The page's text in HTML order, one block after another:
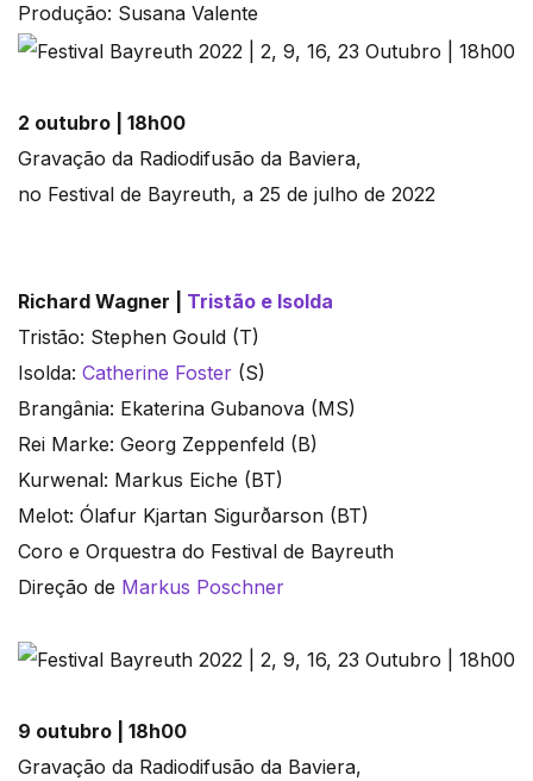
Produção: Susana Valente
2 outubro | 18h00
Gravação da Radiodifusão da Baviera,
no Festival de Bayreuth, a 25 de julho de 2022
Richard Wagner | Tristão e Isolda
Tristão: Stephen Gould (T)
Isolda: Catherine Foster (S)
Brangânia: Ekaterina Gubanova (MS)
Rei Marke: Georg Zeppenfeld (B)
Kurwenal: Markus Eiche (BT)
Melot: Ólafur Kjartan Sigurðarson (BT)
Coro e Orquestra do Festival de Bayreuth
Direção de Markus Poschner
9 outubro | 18h00
Gravação da Radiodifusão da Baviera,